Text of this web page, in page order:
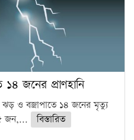
১৪ জনের প্রাণহানি
ঝড় ও বজ্রাপাতে ১৪ জনের মৃত্যু
জন,...
বিস্তারিত